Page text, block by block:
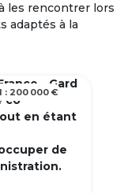
les rencontrer lors
adaptés à la
- Gard
co
en étant
de
: 200 000 €